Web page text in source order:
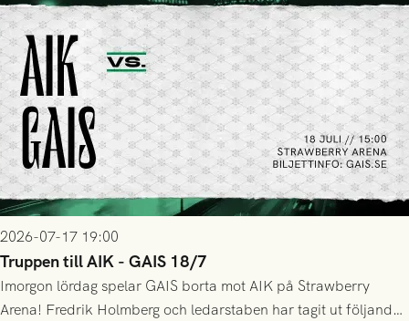
2026-07-17 19:00
Truppen till AIK - GAIS 18/7
Imorgon lördag spelar GAIS borta mot AIK på Strawberry
Arena! Fredrik Holmberg och ledarstaben har tagit ut följande